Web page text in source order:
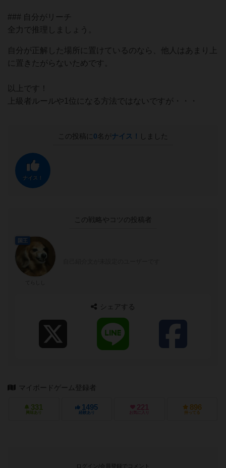
### 自分がリーチ
全力で推理しましょう。
自分が正解した場所に置けているのなら、他人はあまり上
に置きたがらないためです。
以上です！
上級者ルールや1位になる方法ではないですが・・・
この投稿に 0名がナイス！ しました
ナイス！
この戦略やコツの投稿者
国王
シェアする
マイボードゲーム登録者
331
興味あり
1495
経験あり
221
お気に入り
896
持ってる
ログイン/会員登録でコメント